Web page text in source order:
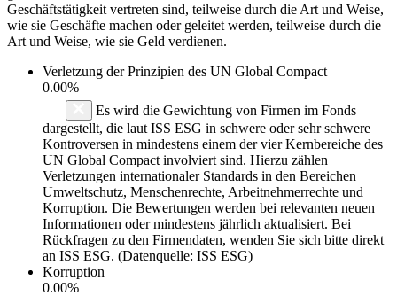
Geschäftstätigkeit vertreten sind, teilweise durch die Art und Weise,
wie sie Geschäfte machen oder geleitet werden, teilweise durch die
Art und Weise, wie sie Geld verdienen.
Verletzung der Prinzipien des UN Global Compact
0.00%
Es wird die Gewichtung von Firmen im Fonds
dargestellt, die laut ISS ESG in schwere oder sehr schwere
Kontroversen in mindestens einem der vier Kernbereiche des
UN Global Compact involviert sind. Hierzu zählen
Verletzungen internationaler Standards in den Bereichen
Umweltschutz, Menschenrechte, Arbeitnehmerrechte und
Korruption. Die Bewertungen werden bei relevanten neuen
Informationen oder mindestens jährlich aktualisiert. Bei
Rückfragen zu den Firmendaten, wenden Sie sich bitte direkt
an ISS ESG. (Datenquelle: ISS ESG)
Korruption
0.00%